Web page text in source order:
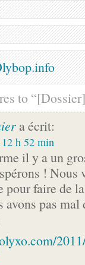
to
a écrit:
h 52 min
il y a un
!
pour faire de
avons pas